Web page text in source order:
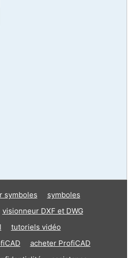
symboles
symboles
visionneur DXF et DWG
tutoriels vidéo
acheter ProfiCAD